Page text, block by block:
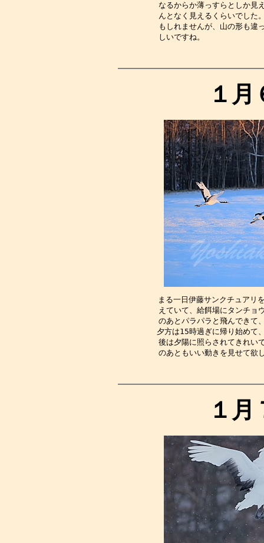
なるからか薄っすらとしか見
んとなく見えるくらいでした
もしれませんが、山の形も違
しい
１
まる一日伊藤サンクチュアリ
えていて、給餌場にタンチョ
のあとパラパラと飛んできて
夕方は15時過ぎに帰り始めて
後は夕陽に照らされてきれい
のあともいい動
１